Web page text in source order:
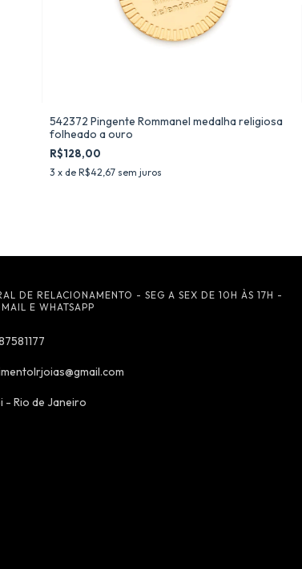
542372 Pingente Rommanel medalha religiosa
folheado a ouro
R$128,00
3 x deR$42,67 sem juros
DE RELACIONAMENTO - SEG A SEX DE 10H ÀS 17H -
E WHATSAPP
- Rio de Janeiro